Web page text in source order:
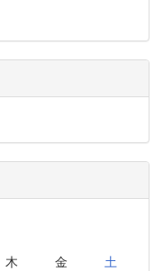
木 金 土